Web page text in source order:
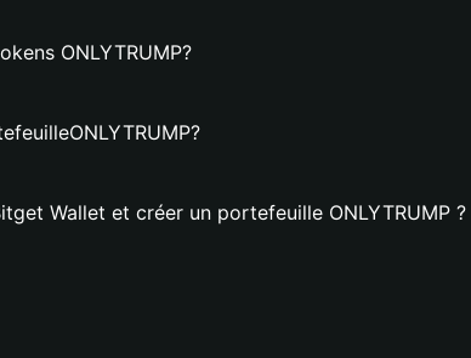
ONLYTRUMP?
Wallet et créer un portefeuille ONLYTRUMP ?